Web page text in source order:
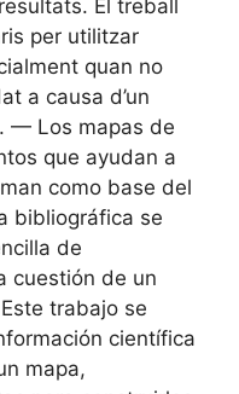
El treball
per utilitzar
quan no
a causa d’un
— Los mapas de
que ayudan a
como base del
bibliográfica se
de
cuestión de un
trabajo se
científica
mapa,